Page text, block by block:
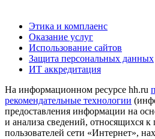
Этика и комплаенс
Оказание услуг
Использование сайтов
Защита персональных данных
ИТ аккредитация
На информационном ресурсе hh.ru
рекомендательные технологии
предоставления информации на
и анализа сведений, относящихся к
пользователей сети «Интернет»,